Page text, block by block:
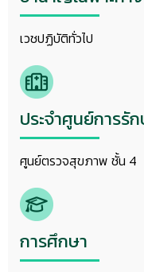
เวชปฏิบัติทั่วไป
ประจำศูนย์การรั
ศูนย์ตรวจสุขภาพ ชั้น 4
การศึกษา